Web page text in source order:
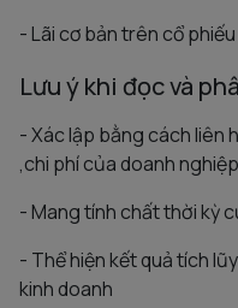
- Lãi cơ bản trên cổ phiếu
Lưu ý khi đọc và
- Xác lập bằng cách liên
,chi phí của doanh nghiệp
- Mang tính chất thời kỳ
- Thể hiện kết quả tích
kinh doanh